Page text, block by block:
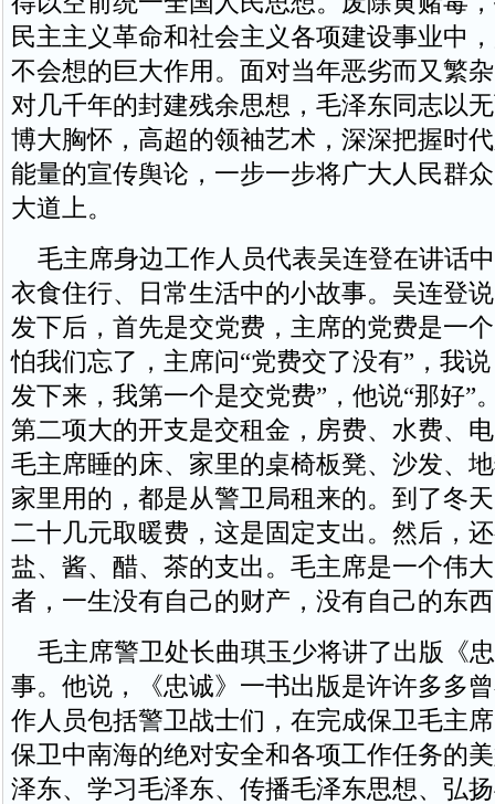
民主主义革命和社会主义各项建设事业中
不会想的巨大作用。面对当年恶劣而又繁
对几千年的封建残余思想，毛泽东同志以
博大胸怀，高超的领袖艺术，深深把握时
能量的宣传舆论，一步一步将广大人民群
大道上。
毛主席身边工作人员代表吴连登在讲话
衣食住行、日常生活中的小故事。吴连登
发下后，首先是交党费，主席的党费是一
怕我们忘了，主席问“党费交了没有”，我
发下来，我第一个是交党费”，他说“那好”
第二项大的开支是交租金，房费、水费、
毛主席睡的床、家里的桌椅板凳、沙发、
家里用的，都是从警卫局租来的。到了冬
二十几元取暖费，这是固定支出。然后，
盐、酱、醋、茶的支出。毛主席是一个伟
者，一生没有自己的财产，没有自己的东
毛主席警卫处长曲琪玉少将讲了出版《
事。他说，《忠诚》一书出版是许许多多
作人员包括警卫战士们，在完成保卫毛主
保卫中南海的绝对安全和各项工作任务的
泽东、学习毛泽东、传播毛泽东思想、弘